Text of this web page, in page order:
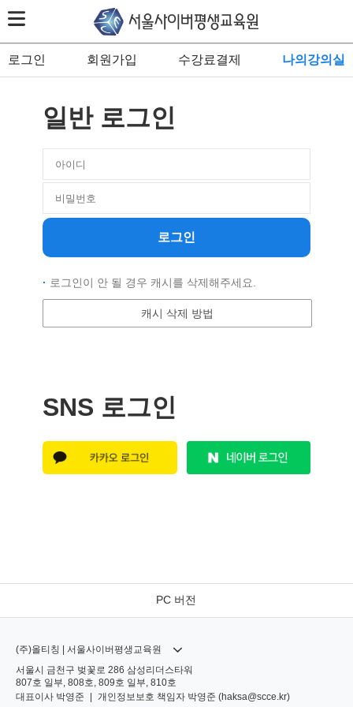
로그인 회원가입 수강료결제 나의강의실
일반 로그인
로그인
· 로그인이 안 될 경우 캐시를 삭제해주세요.
캐시 삭제 방법
SNS 로그인
PC 버전
(주)올티칭 | 서울사이버평생교육원
서울시 금천구 벚꽃로 286 삼성리더스타워
807호 일부, 808호, 809호 일부, 810호
대표이사 박영준 개인정보보호 책임자 박영준 (haksa@scce.kr)